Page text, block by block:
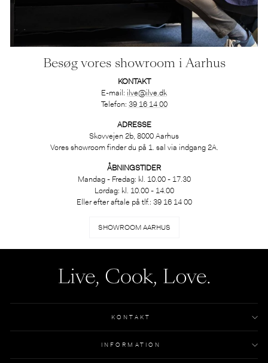
Besøg vores showroom i Aarhus
KONTAKT
E-mail: ilve@ilve.dk
Telefon: 39 16 14 00
ADRESSE
Skovvejen 2b, 8000 Aarhus
Vores showroom finder du på 1. sal via indgang 2A.
ÅBNINGSTIDER
Mandag - Fredag: kl. 10.00 - 17.30
Lørdag: kl. 10.00 - 14.00
Eller efter aftale på tlf.: 39 16 14 00
SHOWROOM AARHUS
KONTAKT
INFORMATION